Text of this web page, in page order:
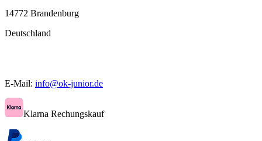
14772 Brandenburg
Deutschland
E-Mail: info@ok-junior.de
Klarna Rechungskauf